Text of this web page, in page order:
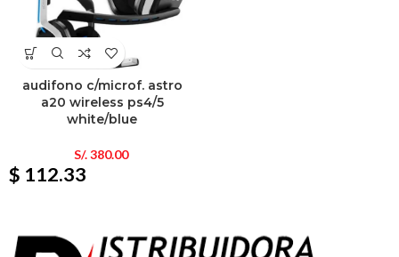
audifono c/microf. astro
a20 wireless ps4/5
white/blue
S/.380.00
$ 112.33